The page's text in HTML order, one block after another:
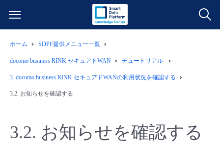
サービス一覧
データ利活用
ネットワーク
よくある質問
クラウド/サーバー
料金シミュレーター
ご利用開始ガイド
ホーム SDPF提供メニュー一覧
docomo business RINK セキュアドWAN チュートリアル
3. docomo business RINK セキュアドWANの利用状況を確認する
3.2. お知らせを確認する
3.2. お知らせを確認する